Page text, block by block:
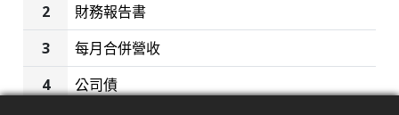
財務報告書
每月合併營收
公司債